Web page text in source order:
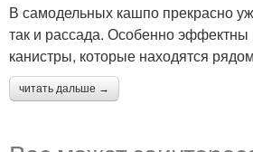
В самодельных кашпо прекрасно
так и рассада. Особенно эффектны
канистры, которые находятся
читать дальше →